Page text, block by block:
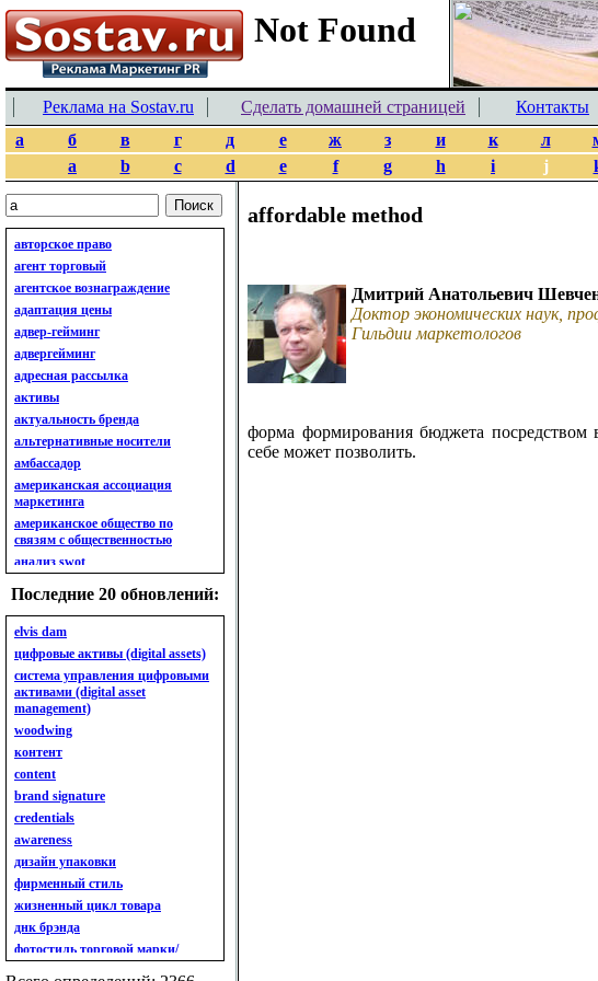
Реклама на Sostav.ru Сделать домашней страницей
Контакты
а
б в г д е ж з и к л
a
b c d e f g h i j
авторское право
агент торговый
агентское вознаграждение
адаптация цены
адвер-гейминг
адвергейминг
адресная рассылка
активы
актуальность бренда
альтернативные носители
амбассадор
американская ассоциация
маркетинга
американское общество по
связям с общественностью
анализ swot
анализ бизнес-портфеля
анализ имиджа
анализ кластерный
анализ конкурентов
анализ кросс-культурных
особенностей
анализ мак кинси «7s»
анализ макросистемы
анализ маркетинговый
анализ рынка
анализ ситуационный
анализ экспертный
индивидуальный
анкета
ассортимент
ассортимент товарный.
планирование товарного
ассортимента
ассортимент. глубина
Последние 20 обновлений:
elvis dam
цифровые активы (digital assets)
система управления цифровыми
активами (digital asset
management)
woodwing
контент
content
brand signature
credentials
awareness
дизайн упаковки
фирменный стиль
жизненный цикл товара
днк брэнда
фотостиль торговой марки/
линейки продукции
affordable method
Дмитрий Анатольевич
Доктор экономических наук,
Гильдии маркетологов
форма формирования бюджета
себе может позволить.